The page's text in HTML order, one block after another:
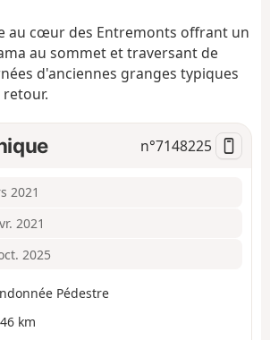
i
a
o
au cœur des Entremonts offrant un
au sommet et traversant de
d'anciennes granges typiques
n°7148225
2021
2021
2025
Pédestre
km